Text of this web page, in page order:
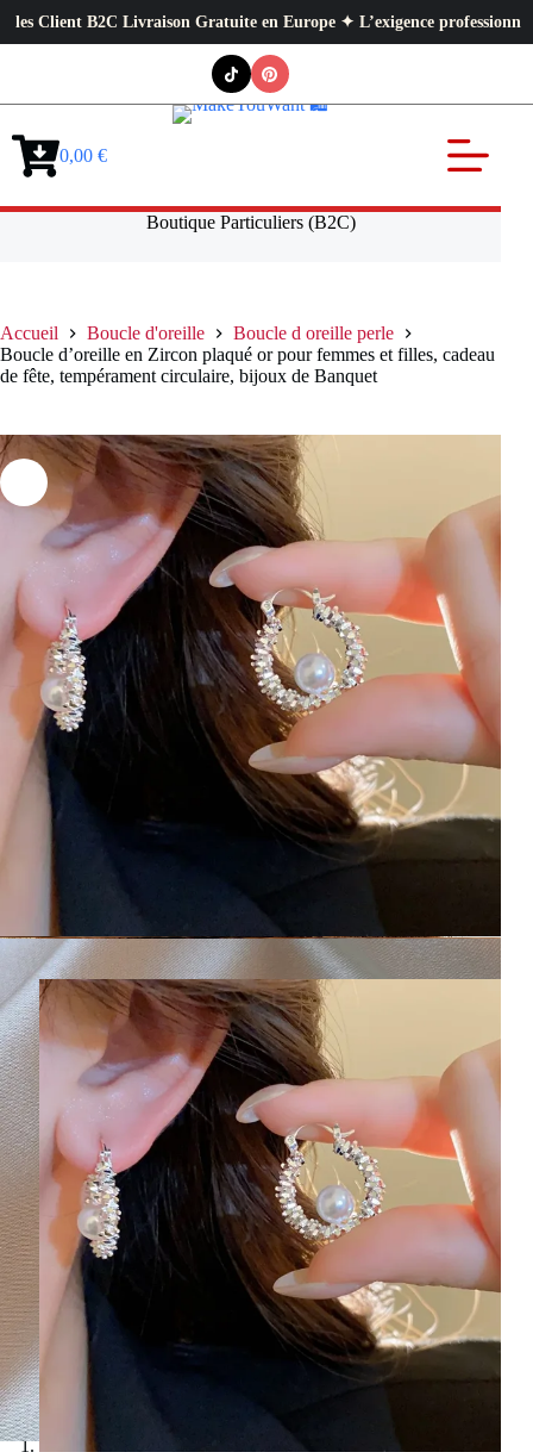
B2C Livraison Gratuite en Europe ✦ L’exigence professionnelle au
Panier0,00 €
Boutique Particuliers (B2C)
Accueil Boucle d'oreille
Boucle d oreille perle
Boucle d’oreille en Zircon plaqué or pour femmes et filles, cadeau
de fête, tempérament circulaire, bijoux de Banquet